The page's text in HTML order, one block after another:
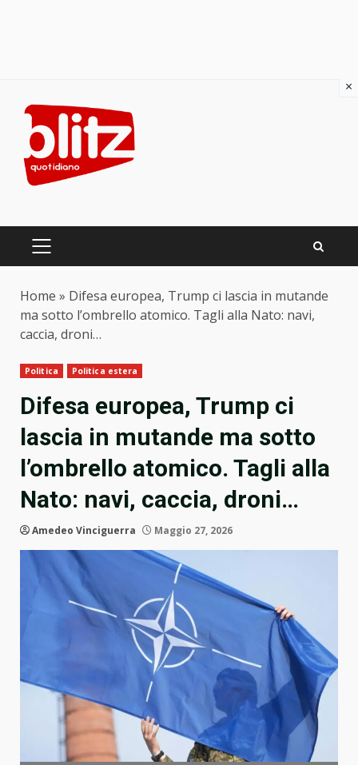
content
PRIMARY
Home » Difesa europea, Trump ci lascia in mutande
ma sotto l’ombrello atomico. Tagli alla Nato: navi,
caccia, droni…
Politica Politica estera
Difesa europea, Trump ci
lascia in mutande ma sotto
l’ombrello atomico. Tagli alla
Nato: navi, caccia, droni…
Amedeo Vinciguerra Maggio 27, 2026
×